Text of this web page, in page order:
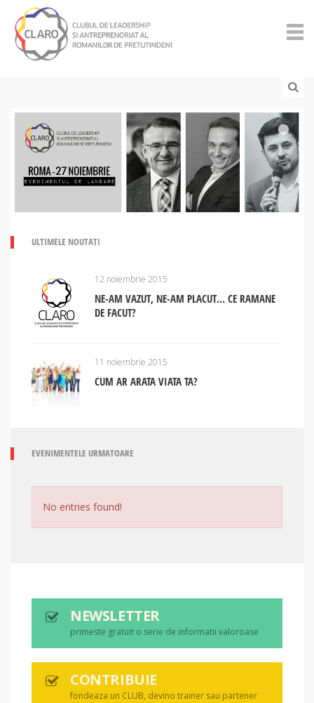
ULTIMELE NOUTATI
12 noiembrie 2015
NE-AM VAZUT, NE-AM PLACUT… CE RAMANE
DE FACUT?
11 noiembrie 2015
CUM AR ARATA VIATA TA?
EVENIMENTELE URMATOARE
No entries found!
NEWSLETTER
primeste gratuit o serie de informatii valoroase
CONTRIBUIE
fondeaza un CLUB, devino trainer sau partener